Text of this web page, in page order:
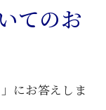
てのお
にお答えしま